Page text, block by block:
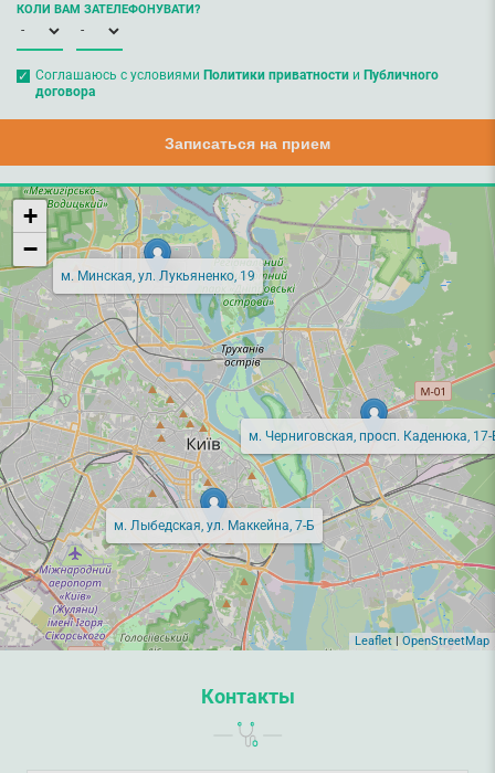
КОЛИ ВАМ ЗАТЕЛЕФОНУВАТИ?
Соглашаюсь с условиями Политики приватностии Публичного
договора
Записаться на прием
м. Минская, ул. Лукьяненко, 19
м. Лыбедская, ул. Маккейна, 7-Б
м. Черниговская, просп. Каденюка, 17-
+
−
Leaflet OpenStreetMap
Контакты